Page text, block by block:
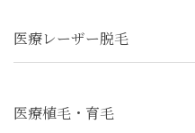
医療レーザー脱毛
医療植毛・育毛